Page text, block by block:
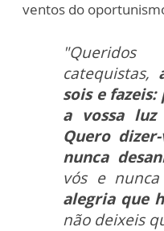
ventos do
catequistas,
sois e
a vossa luz
Quero
nunca
vós e
alegria que
não deixeis